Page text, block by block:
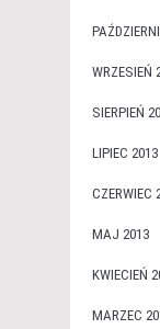
WRZESIEŃ
SIERPIEŃ
LIPIEC 2013
CZERWIEC
MAJ 2013
KWIECIEŃ
MARZEC